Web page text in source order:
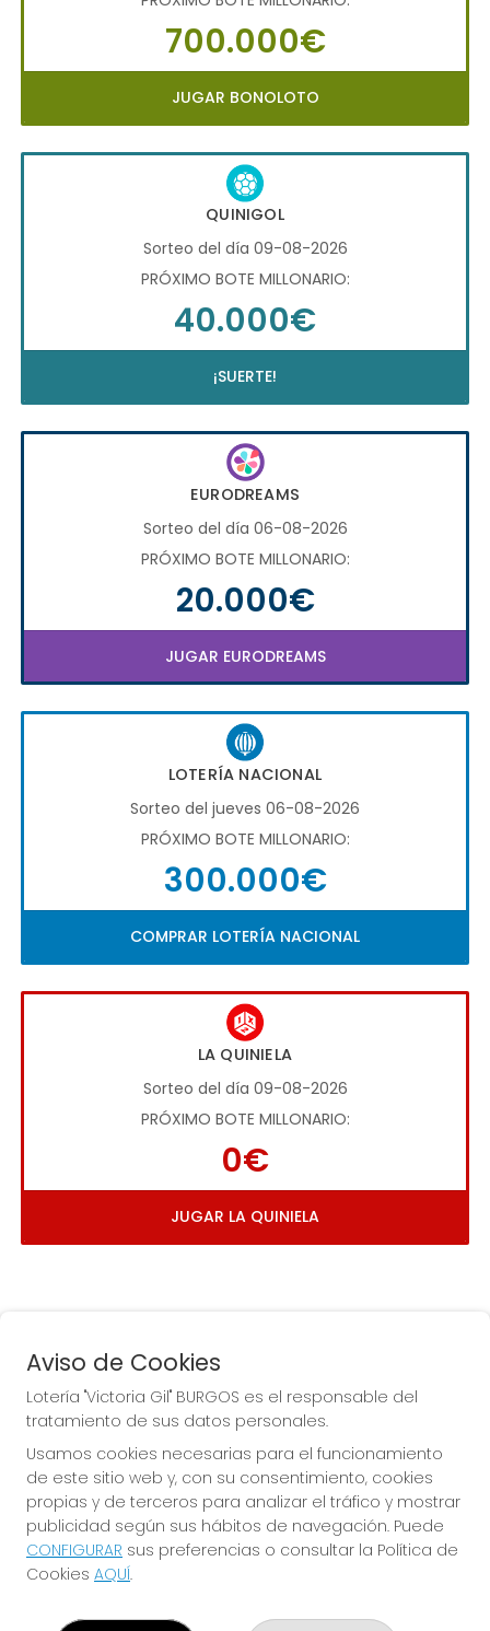
700.000€
JUGAR BONOLOTO
QUINIGOL
Sorteo del día 09-08-2026
PRÓXIMO BOTE MILLONARIO:
40.000€
¡SUERTE!
EURODREAMS
Sorteo del día 06-08-2026
PRÓXIMO BOTE MILLONARIO:
20.000€
JUGAR EURODREAMS
LOTERÍA NACIONAL
Sorteo del jueves 06-08-2026
PRÓXIMO BOTE MILLONARIO:
300.000€
COMPRAR LOTERÍA NACIONAL
LA QUINIELA
Sorteo del día 09-08-2026
PRÓXIMO BOTE MILLONARIO:
0€
JUGAR LA QUINIELA
La de la Antigua de
Gamonal
Aviso de Cookies
Lotería "Victoria Gil" BURGOS es el responsable del
tratamiento de sus datos personales.
Usamos cookies necesarias para el funcionamiento
de este sitio web y, con su consentimiento, cookies
propias y de terceros para analizar el tráfico y mostrar
publicidad según sus hábitos de navegación. Puede
CONFIGURAR sus preferencias o consultar la Política de
Cookies AQUÍ.